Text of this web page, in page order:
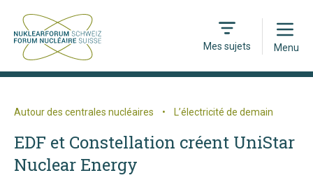
Mes sujets
Open
Menu
Autour des centrales nucléaires • L’électricité de demain
EDF et Constellation créent UniStar
Nuclear Energy